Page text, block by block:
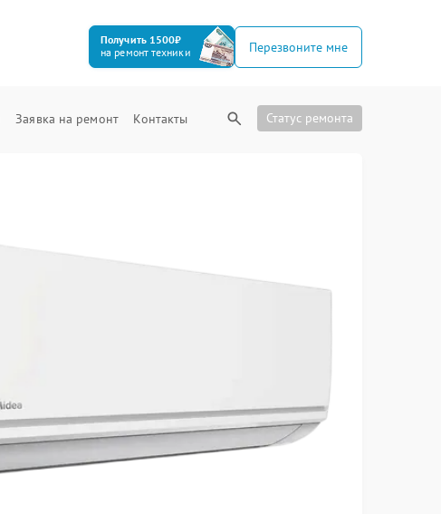
Получить 1500₽
на ремонт техники
Перезвоните мне
Заявка на ремонт Контакты Статус ремонта